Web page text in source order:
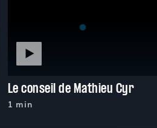
Le conseil de Mathieu Cyr
1 min